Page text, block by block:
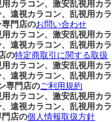
カラコン、激安乱視用カラ
遠視カラコン、乱視用カラ
門店のお問い合わせ
カラコン、激安乱視用カラ
遠視カラコン、乱視用カラ
の特定商取引に関する取扱
カラコン、激安乱視用カラ
遠視カラコン、乱視用カラ
専門店のご利用規約
カラコン、激安乱視用カラ
遠視カラコン、乱視用カラ
店の個人情報取扱方針